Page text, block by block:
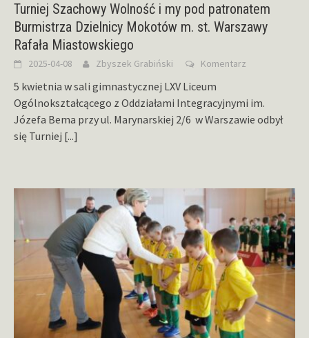
Turniej Szachowy Wolność i my pod patronatem
Burmistrza Dzielnicy Mokotów m. st. Warszawy
Rafała Miastowskiego
2025-04-08 Zbyszek Grabiński Komentarz
5 kwietnia w sali gimnastycznej LXV Liceum
Ogólnokształcącego z Oddziałami Integracyjnymi im.
Józefa Bema przy ul. Marynarskiej 2/6 w Warszawie odbył
się Turniej [...]